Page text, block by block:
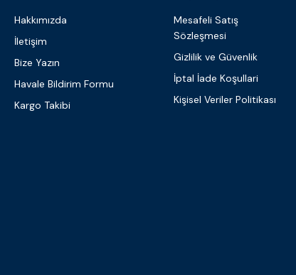
Hakkımızda
İletişim
Bize Yazın
Havale Bildirim Formu
Kargo Takibi
Mesafeli Satış
Sözleşmesi
Gizlilik ve Güvenlik
İptal İade Koşullari
Kişisel Veriler Politikası